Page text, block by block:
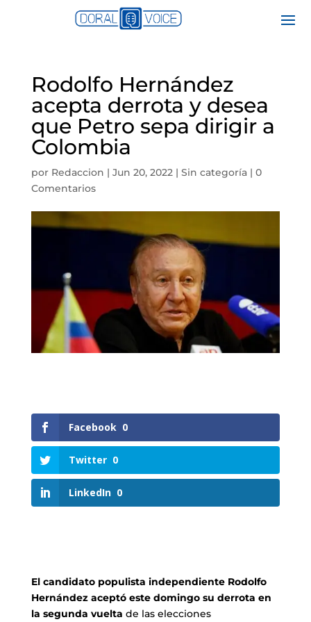
Rodolfo Hernández
acepta derrota y desea
que Petro sepa dirigir a
Colombia
por Redaccion | Jun 20, 2022| Sin categoría| 0
Comentarios
Facebook 0
Twitter 0
LinkedIn 0
El candidato populista independiente Rodolfo
Hernández aceptó este domingo su derrota en
la segunda vuelta de las elecciones